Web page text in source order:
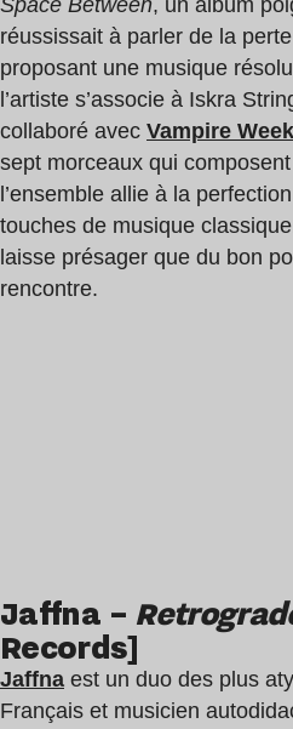
Space Between, un album
réussissait à parler de la
proposant une musique
l’artiste s’associe à Iskra
collaboré avec Vampire
sept morceaux qui
l’ensemble allie à la
touches de musique
laisse présager que du bon
rencontre.
Jaffna –
Records]
Jaffna est un duo des plus
Français et musicien